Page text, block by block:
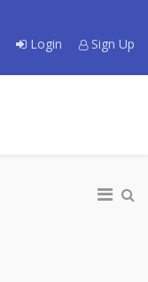
Login
Sign Up